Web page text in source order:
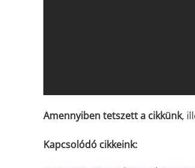
Amennyiben tetszett a cikkünk,
Kapcsolódó cikkeink: